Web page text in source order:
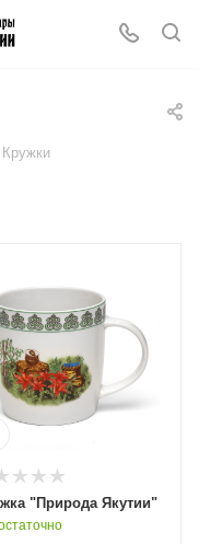
Кружки
"Природа Якутии"